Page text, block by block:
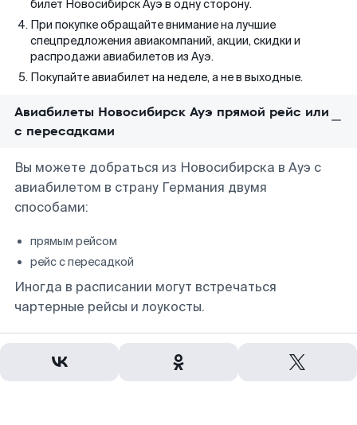
билет Новосибирск Ауэ в одну сторону.
При покупке обращайте внимание на лучшие
спецпредложения авиакомпаний, акции, скидки и
распродажи авиабилетов из Ауэ.
Покупайте авиабилет на неделе, а не в выходные.
Авиабилеты Новосибирск Ауэ прямой рейс или
с пересадками
Вы можете добраться из Новосибирска в Ауэ с
авиабилетом в страну Германия двумя
способами:
прямым рейсом
рейс с пересадкой
Иногда в расписании могут встречаться
чартерные рейсы и лоукосты.